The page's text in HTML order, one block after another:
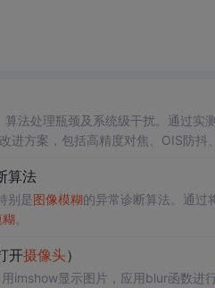
法处理瓶颈及系统级干扰。通过实
进方案，包括高精度对焦、OIS防抖
算法
别是图像模糊的异常诊断算法。通过
开摄像头）
imshow显示图片，应用blur函数进